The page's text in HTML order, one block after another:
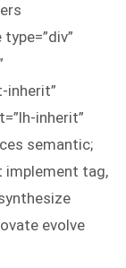
inherit”
inherit”
semantic;
implement tag,
evolve